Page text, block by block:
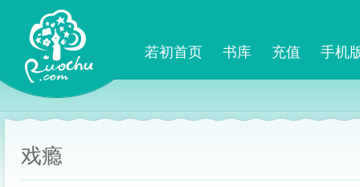
若初首页 书库 充值 手机
戏瘾